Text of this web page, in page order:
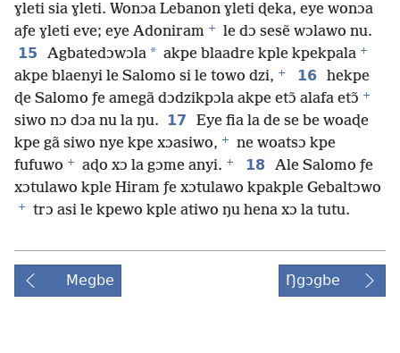
ɣleti sia ɣleti. Wonɔa Lebanon ɣleti ɖeka, eye wonɔa
aƒe ɣleti eve; eye Adoniram +
le dɔ sesẽ wɔlawo nu.
15
Agbatedɔwɔla * akpe blaadre kple kpekpala +
akpe blaenyi le Salomo si le towo dzi, + 16 hekpe
ɖe Salomo ƒe amegã dɔdzikpɔla akpe etɔ̃ alafa etɔ̃ +
siwo nɔ dɔa nu la ŋu. 17
Eye fia la de se be woaɖe
kpe gã siwo nye kpe xɔasiwo, +
ne woatsɔ kpe
fufuwo + aɖo xɔ la gɔme anyi. + 18
Ale Salomo ƒe
xɔtulawo kple Hiram ƒe xɔtulawo kpakple Gebaltɔwo
+ trɔ asi le kpewo kple atiwo ŋu hena xɔ la tutu.
Megbe Ŋgɔgbe